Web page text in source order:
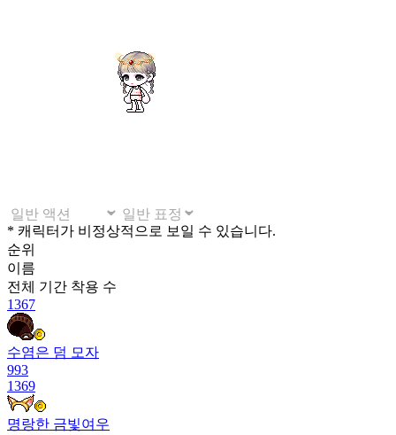
* 캐릭터가 비정상적으로 보일 수 있습니다.
순위
이름
전체 기간 착용 수
1367
수염은 덤 모자
993
1369
명랑한 금빛여우